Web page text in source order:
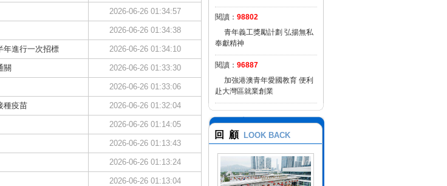
2026-06-26 01:34:57
2026-06-26 01:34:38
年進行一次招標 2026-06-26 01:34:10
關 2026-06-26 01:33:30
2026-06-26 01:33:06
種疫苗 2026-06-26 01:32:04
2026-06-26 01:14:05
2026-06-26 01:13:43
2026-06-26 01:13:24
2026-06-26 01:13:04
閱讀： 98802
青年義工獎勵計劃 弘揚無私
奉獻精神
閱讀： 96887
加強港澳青年愛國教育 便利
赴大灣區就業創業
回 顧 LOOK BACK